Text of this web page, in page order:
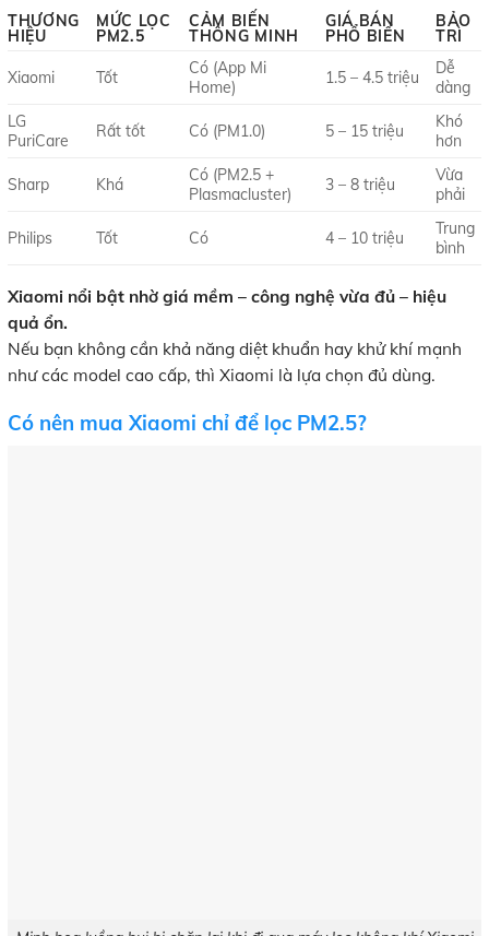
THƯƠNG
HIỆU
MỨC LỌC
PM2.5
CẢM BIẾN
THÔNG MINH
GIÁ BÁN
PHỔ BIẾN
BẢO
TRÌ
Xiaomi Tốt
Có (App Mi
Home)
1.5 – 4.5 triệu
Dễ
dàng
LG
PuriCare
Rất tốt Có (PM1.0) 5 – 15 triệu
Khó
hơn
Sharp Khá
Có (PM2.5 +
Plasmacluster)
3 – 8 triệu
Vừa
phải
Philips Tốt Có 4 – 10 triệu
Trung
bình
Xiaomi nổi bật nhờ giá mềm – công nghệ vừa đủ – hiệu
quả ổn.
Nếu bạn không cần khả năng diệt khuẩn hay khử khí mạnh
như các model cao cấp, thì Xiaomi là lựa chọn đủ dùng.
Có nên mua Xiaomi chỉ để lọc PM2.5?